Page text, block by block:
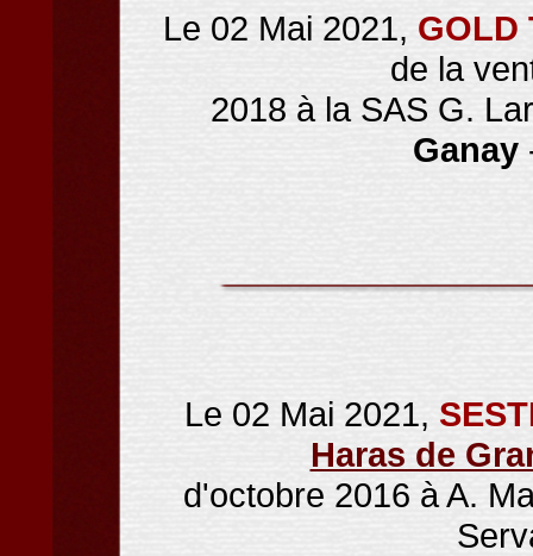
Le 02 Mai 2021, GOLD
de la
2018 à la SAS G.
Ganay
Le 02 Mai 2021,
Haras de
d'octobre 2016 à A.